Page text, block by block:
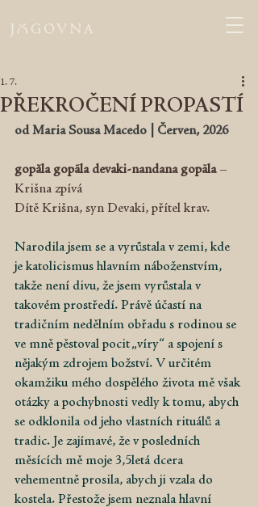
PŘEKROČENÍ PROPASTÍ
1. 7.
od Maria Sousa Macedo | Červen, 2026
gopăla gopãla devaki-nandana gopāla –
Krišna zpívá
Dítě Krišna, syn Devaki, přítel krav.
Narodila jsem se a vyrůstala v zemi, kde
je katolicismus hlavním náboženstvím,
takže není divu, že jsem vyrůstala v
takovém prostředí. Právě účastí na
tradičním nedělním obřadu s rodinou se
ve mně pěstoval pocit „víry“ a spojení s
nějakým zdrojem božství. V určitém
okamžiku mého dospělého života mě však
otázky a pochybnosti vedly k tomu, abych
se odklonila od jeho vlastních rituálů a
tradic. Je zajímavé, že v posledních
měsících mě moje 3,5letá dcera
vehementně prosila, abych ji vzala do
kostela. Přestože jsem neznala hlavní